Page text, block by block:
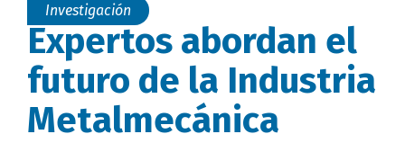
Investigación
Expertos abordan el
futuro de la Industria
Metalmecánica